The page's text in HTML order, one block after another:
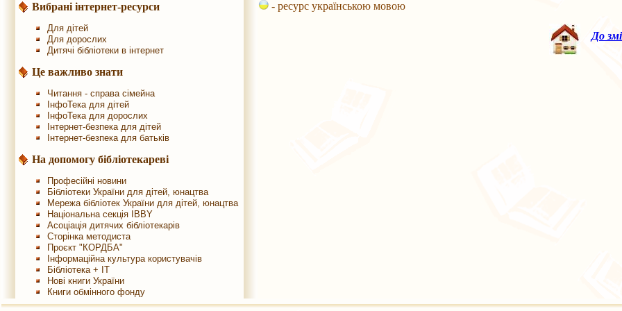
Вибрані інтернет-ресурси
Для дітей
Для дорослих
Дитячі бібліотеки в інтернет
Це важливо знати
Читання - справа сімейна
ІнфоТека для дітей
ІнфоТека для дорослих
Інтернет-безпека для дітей
Інтернет-безпека для батьків
На допомогу бібліотекареві
Професійні новини
Бібліотеки України для дітей, юнацтва
Мережа бібліотек України для дітей, юнацтва
Національна секція IBBY
Асоціація дитячих бібліотекарів
Сторінка методиста
Проєкт "КОРДБА"
Інформаційна культура користувачів
Бібліотека + IT
Нові книги України
Книги обмінного фонду
- ресурс українською мовою
До